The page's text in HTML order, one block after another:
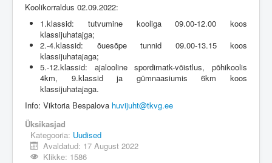
Koolikorraldus 02.09.2022:
1.klassid: tutvumine kooliga 09.00-12.00 koos
klassijuhatajga;
2.-4.klassid: õuesõpe tunnid 09.00-13.15 koos
klassijuhatajaga;
5.-12.klassid: ajalooline spordimatk-võistlus, põhikoolis
4km, 9.klassid ja gümnaasiumis 6km koos
klassijuhatajaga.
Info: Viktoria Bespalova huvijuht@tkvg.ee
Üksikasjad
Kategooria: Uudised
Avaldatud: 17 August 2022
Klikke: 1586